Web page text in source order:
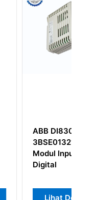
ABB 216NG63
HESG441635R1
Lihat Detail